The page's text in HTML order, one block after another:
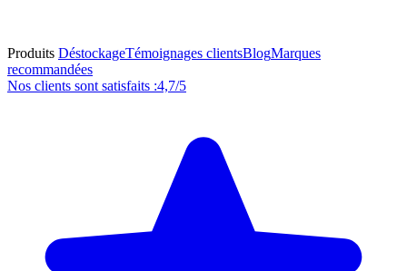
Produits DéstockageTémoignages clientsBlogMarques
recommandées
Nos clients sont satisfaits :4,7/5